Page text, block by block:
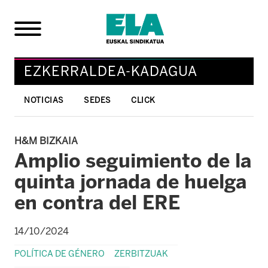
EZKERRALDEA-KADAGUA
NOTICIAS SEDES CLICK
H&M BIZKAIA
Amplio seguimiento de la
quinta jornada de huelga
en contra del ERE
14/10/2024
POLÍTICA DE GÉNERO ZERBITZUAK